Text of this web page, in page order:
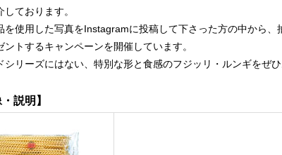
しております。
を使用した写真をInstagramに投稿して下さった方の中から
ントするキャンペーンを開催しています。
シリーズにはない、特別な形と食感のフジッリ・ルンギをぜひ
説明】